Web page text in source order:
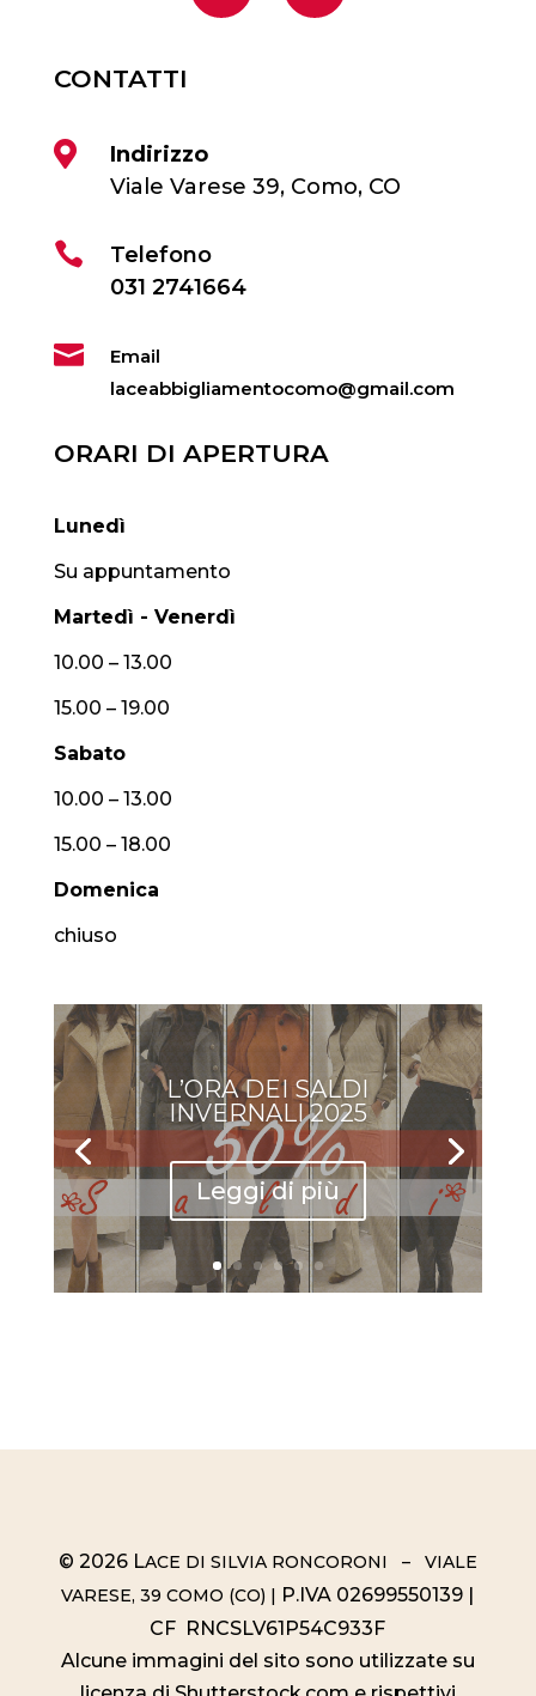
CONTATTI

Indirizzo
Viale Varese 39, Como, CO

Telefono
031 2741664

Email
laceabbigliamentocomo@gmail.com
ORARI DI APERTURA
Lunedì
Su appuntamento
Martedì - Venerdì
10.00 – 13.00
15.00 – 19.00
Sabato
10.00 – 13.00
15.00 – 18.00
Domenica
chiuso
L’ORA DEI SALDI
INVERNALI 2025
Leggi di più
© 2026 LACE DI SILVIA RONCORONI – VIALE
VARESE, 39 COMO (CO) | P.IVA 02699550139 |
CF RNCSLV61P54C933F
Alcune immagini del sito sono utilizzate su